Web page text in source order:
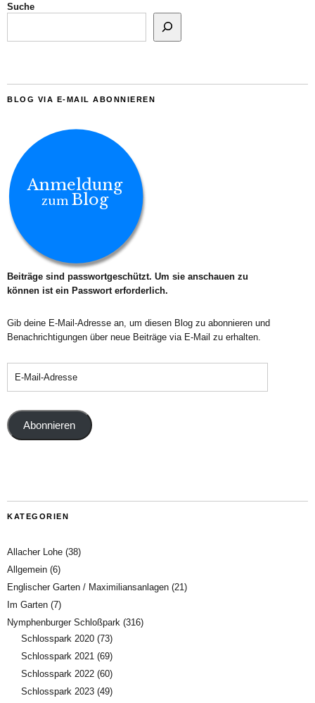
Suche
BLOG VIA E-MAIL ABONNIEREN
Anmeldung
zum Blog
Beiträge sind passwortgeschützt. Um sie anschauen zu
können ist ein Passwort erforderlich.
Gib deine E-Mail-Adresse an, um diesen Blog zu abonnieren und
Benachrichtigungen über neue Beiträge via E-Mail zu erhalten.
Abonnieren
KATEGORIEN
Allacher Lohe (38)
Allgemein (6)
Englischer Garten / Maximiliansanlagen (21)
Im Garten (7)
Nymphenburger Schloßpark (316)
Schlosspark 2020 (73)
Schlosspark 2021 (69)
Schlosspark 2022 (60)
Schlosspark 2023 (49)